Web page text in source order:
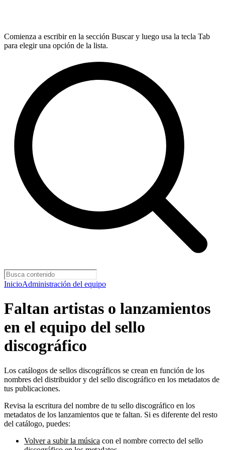
Comienza a escribir en la sección Buscar y luego usa la tecla Tab
para elegir una opción de la lista.
InicioAdministración del equipo
Faltan artistas o lanzamientos
en el equipo del sello
discográfico
Los catálogos de sellos discográficos se crean en función de los
nombres del distribuidor y del sello discográfico en los metadatos de
tus publicaciones.
Revisa la escritura del nombre de tu sello discográfico en los
metadatos de los lanzamientos que te faltan. Si es diferente del resto
del catálogo, puedes:
Volver a subir la música con el nombre correcto del sello